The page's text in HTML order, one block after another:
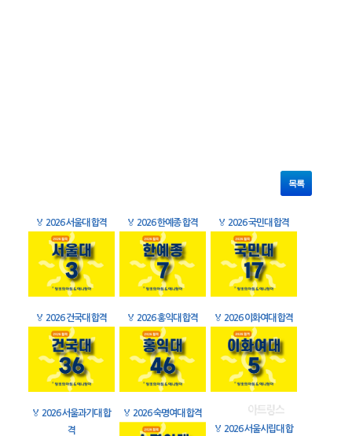
목록
🏅 2026 서울대 합격 🏅 2026 한예종 합격 🏅 2026 국민대 합격
🏅 2026 건국대 합격 🏅 2026 홍익대 합격 🏅 2026 이화여대 합격
🏅 2026 서울과기대 합
격
🏅 2026 숙명여대 합격
🏅 2026 서울시립대 합